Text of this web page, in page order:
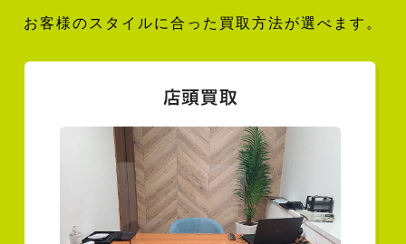
お客様のスタイルに合った買取方法が選べます。